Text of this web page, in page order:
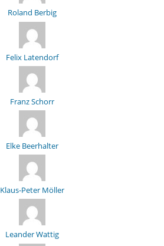
Roland Berbig
Felix Latendorf
Franz Schorr
Elke Beerhalter
Klaus-Peter Möller
Leander Wattig